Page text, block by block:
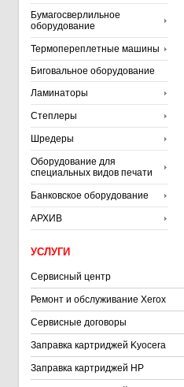
Бумагосверлильное
оборудование
Термопереплетные машины
Биговальное оборудование
Ламинаторы
Степлеры
Шредеры
Оборудование для
специальных видов печати
Банковское оборудование
АРХИВ
УСЛУГИ
Сервисный центр
Ремонт и обслуживание Xerox
Сервисные договоры
Заправка картриджей Kyocera
Заправка картриджей HP